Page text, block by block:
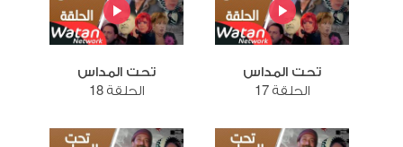
تحت المداس
الحلقة 17
تحت المداس
الحلقة 18